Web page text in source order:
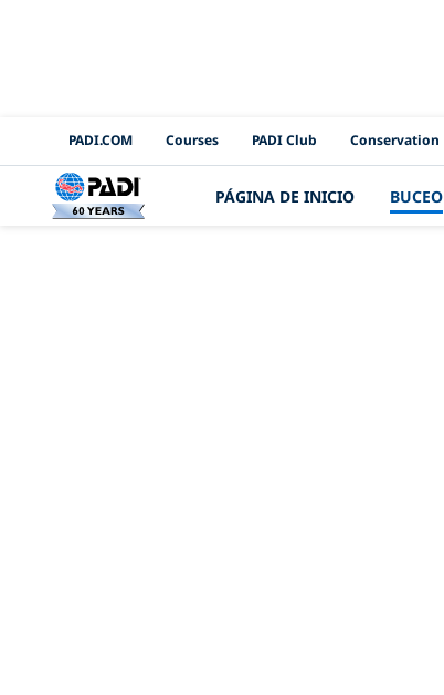
PADI Channels
PADI.COM Courses PADI Club Conservation
PÁGINA DE INICIO BUCEO